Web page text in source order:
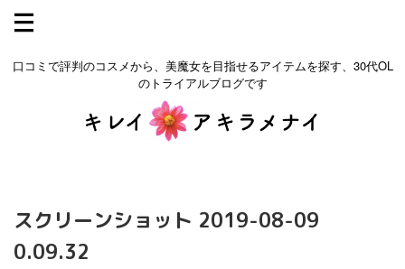
口コミで評判のコスメから、美魔女を目指せるアイテムを探す、30代OL
のトライアルブログです
スクリーンショット 2019-08-09
0.09.32